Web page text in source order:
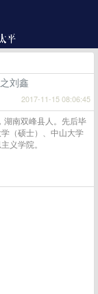
刘鑫
2017-11-15 08:06:45
湖南双峰县人。先后毕
（硕士）、中山大学
义学院。